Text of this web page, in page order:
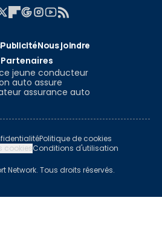
PublicitéNous joindre
Partenaires
jeune conducteur
auto assure
assurance auto
Politique de cookies
cookiesConditions d'utilisation
Network. Tous droits réservés.